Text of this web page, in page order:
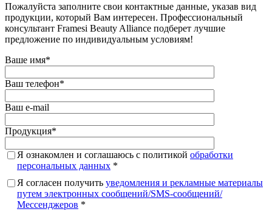
Пожалуйста заполните свои контактные данные, указав вид
продукции, который Вам интересен. Профессиональный
консультант Framesi Beauty Alliance подберет лучшие
предложение по индивидуальным условиям!
Ваше имя*
Ваш телефон*
Ваш e-mail
Продукция*
Я ознакомлен и соглашаюсь с политикой обработки
персональных данных *
Я согласен получить уведомления и рекламные материалы
путем электронных сообщений/SMS-сообщений/
Мессенджеров *